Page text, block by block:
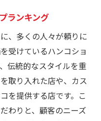
ランキング
、多くの人々が頼りに
受けているハンコショ
伝統的なスタイルを重
取り入れた店や、カス
を提供する店です。こ
わりと、顧客のニーズ